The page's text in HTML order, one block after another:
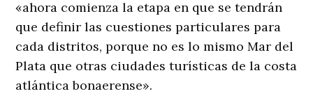
«ahora comienza la etapa en que se tendrán
que definir las cuestiones particulares para
cada distritos, porque no es lo mismo Mar del
Plata que otras ciudades turísticas de la costa
atlántica bonaerense».